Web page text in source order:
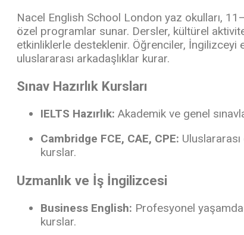
Nacel English School London yaz okulları,
özel programlar sunar. Dersler, kültürel
etkinliklerle desteklenir. Öğrenciler, İngilizceyi
uluslararası arkadaşlıklar kurar.
Sınav Hazırlık Kursları
IELTS Hazırlık: Akademik ve genel
Cambridge FCE, CAE, CPE:
kurslar.
Uzmanlık ve İş İngilizcesi
Business English: Profesyonel
kurslar.